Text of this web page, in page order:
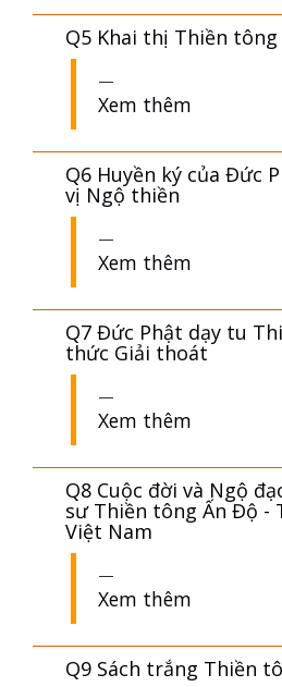
Q5 Khai thị Thiền tông
Q6 Huyền ký của Đức
vị Ngộ thiền
Xem thêm
Q7 Đức Phật dạy tu